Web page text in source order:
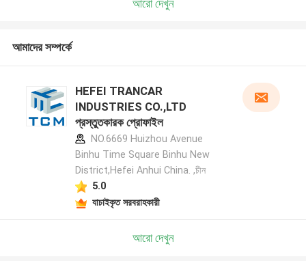
আরো দেখুন
আমাদের সম্পর্কে
HEFEI TRANCAR
INDUSTRIES CO.,LTD
প্রস্তুতকারক প্রোফাইল
NO.6669 Huizhou Avenue
Binhu Time Square Binhu New
District,Hefei Anhui China. ,চীন
5.0
যাচাইকৃত সরবরাহকারী
আরো দেখুন